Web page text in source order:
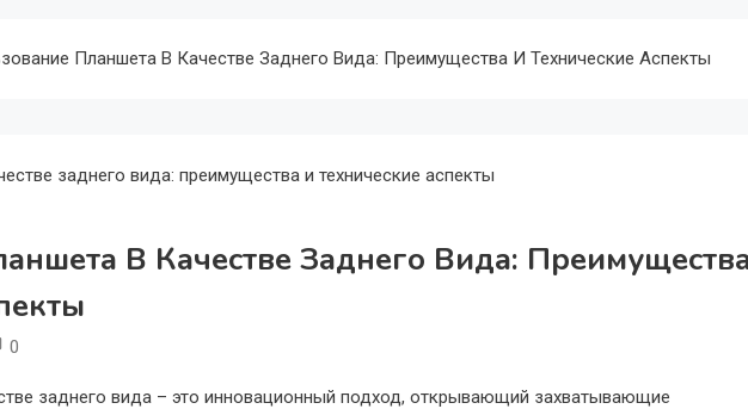
Планшета В Качестве Заднего Вида: Преимущества И Технические Аспекты
В Качестве Заднего Вида:
0
заднего вида – это инновационный подход, открывающий захватывающие